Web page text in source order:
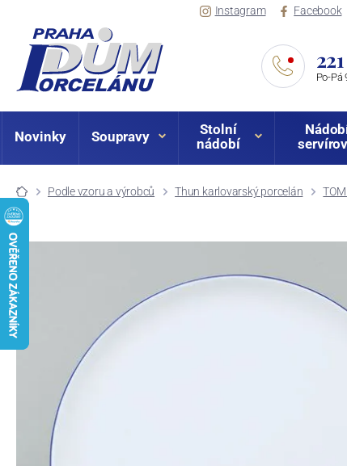
Instagram Facebook
Po-Pá
Novinky Soupravy
Stolní
nádobí
Podle vzoru a výrobců Thun karlovarský porcelán